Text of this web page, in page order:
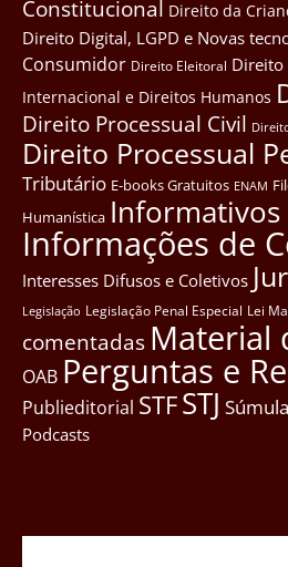
Constitucional Direito da
Direito Digital, LGPD e Novas
Consumidor Direito Eleitoral Direito
Internacional e Direitos Humanos
Direito Processual Civil
Direito Processual
Tributário E-books Gratuitos ENAM
Humanística Informativos
Informações de
Interesses Difusos e Coletivos
Legislação Legislação Penal Especial Lei
comentadas Material
OAB Perguntas e
Publieditorial STFSTJ
Podcasts